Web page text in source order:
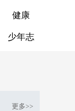
健康
少年志
更多>>